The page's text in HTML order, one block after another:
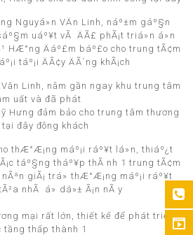
Linh, nằm gần ngay khu trung tâm
uất và đã phát
Hưng đảm bảo cho trung tâm thương
tại đây đông khách
mại rất lớn, thiết kế để phát triển
tầng thấp thành 1